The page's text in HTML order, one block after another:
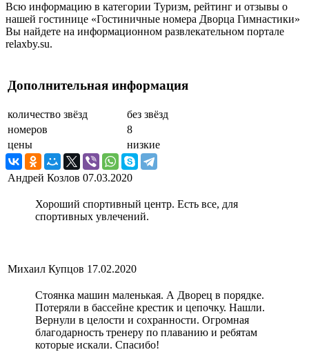
Всю информацию в категории Туризм, рейтинг и отзывы о
нашей гостинице «Гостиничные номера Дворца Гимнастики»
Вы найдете на информационном развлекательном портале
relaxby.su.
Дополнительная информация
количество звёзд
без звёзд
номеров
8
цены
низкие
Андрей Козлов 07.03.2020
Хороший спортивный центр. Есть все, для
спортивных увлечений.
Михаил Купцов 17.02.2020
Стоянка машин маленькая. А Дворец в порядке.
Потеряли в бассейне крестик и цепочку. Нашли.
Вернули в целости и сохранности. Огромная
благодарность тренеру по плаванию и ребятам
которые искали. Спасибо!